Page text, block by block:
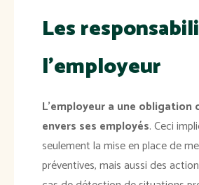
Les
l'employeur
L'employeur a une obligation
envers ses employés. Ceci
seulement la mise en place de
préventives, mais aussi des